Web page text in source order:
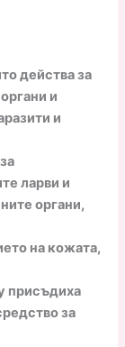
действа за
и
и
ларви и
органи,
на кожата,
присъдиха
за